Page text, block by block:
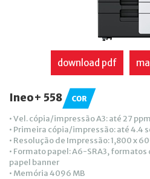
download pdf
Ineo+ 558
• Vel. cópia/impressão A3: até 27
• Primeira cópia/impressão: até 4.4
• Resolução de Impressão: 1,800 x
• Formato papel: A6-SRA3,
papel banner
• Memória 4096 MB